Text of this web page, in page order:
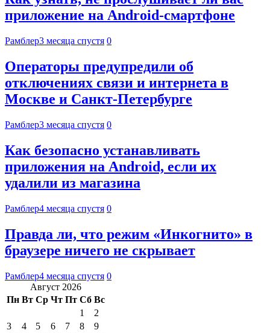
приложение на Android-смартфоне
Рамблер3 месяца спустя 0
Операторы предупредили об
отключениях связи и интернета в
Москве и Санкт-Петербурге
Рамблер3 месяца спустя 0
Как безопасно устанавливать
приложения на Android, если их
удалили из магазина
Рамблер4 месяца спустя 0
Правда ли, что режим «Инкогнито» в
браузере ничего не скрывает
Рамблер4 месяца спустя 0
Август 2026
Пн Вт Ср Чт Пт Сб Вс
1
2
3
4 5 6 7 8
9